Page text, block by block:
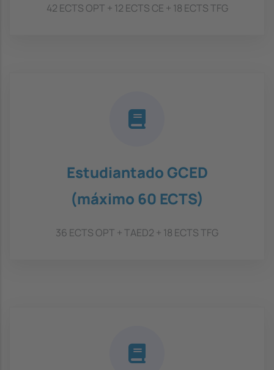
42 ECTS OPT + 12 ECTS CE + 18 ECTS TFG
Estudiantado GCED
(máximo 60 ECTS)
36 ECTS OPT + TAED2 + 18 ECTS TFG